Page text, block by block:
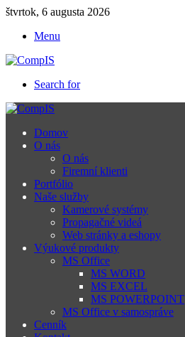
štvrtok, 6 augusta 2026
Menu
Search for
Domov
O nás
O nás
Firemní klienti
Portfólio
Naše služby
Kamerové systémy
Propagačné videá
Web stránky a eshopy
Výukové produkty
MS Office
MS WORD
MS EXCEL
MS POWERPOINT
MS Office v samospráve
Cenník